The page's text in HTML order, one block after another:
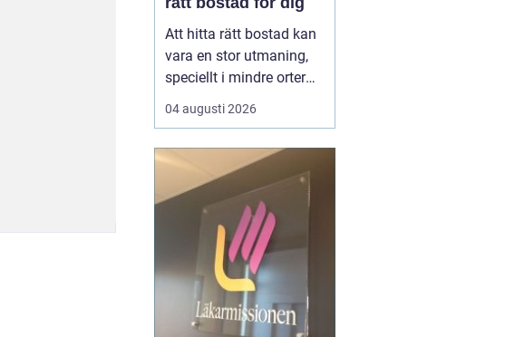
Att hitta rätt bostad kan
vara en stor utmaning,
speciellt i mindre orter
där utbudet kan vara
begränsat. Lediga
het potatis för den som
letar efter ett nytt boende
i denna charmiga del av
04 augusti 2026